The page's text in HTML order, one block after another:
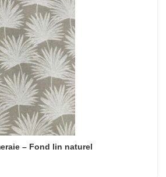
– Fond lin naturel